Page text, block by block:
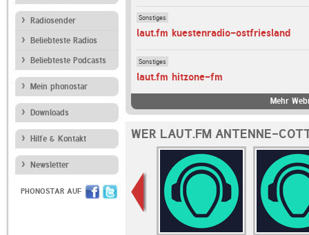
Radiosender
Beliebteste Radios
Beliebteste Podcasts
Mein phonostar
Downloads
Hilfe & Kontakt
Newsletter
PHONOSTAR AUF
Sonstiges
laut.fm kuestenradio-ostfriesland
Sonstiges
laut.fm hitzone-fm
Mehr
WER LAUT.FM ANTENNE-